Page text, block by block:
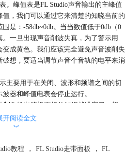
。峰值表是FL Studio声音输出的主峰值
，我们可以通过它来清楚的知晓当前的
是：-58db~0db。当当数值低于0db（0
一旦出现声音削波失真，为了警示用
变成黄色。我们应该完全避免声音波削失
想，要适当调节声音个音轨的电平来消
主要用于在关闭、波形和频谱之间的切
器和峰值电表会停止运行。
制作输出监视面板的知识就讲完了，想
文网站。
开阅读全文
︾
教程 ， FL Studio走带面板 ，
FL